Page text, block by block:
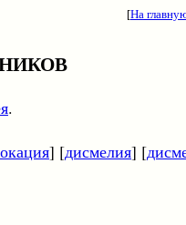
[На
.
] [дисмелия] [